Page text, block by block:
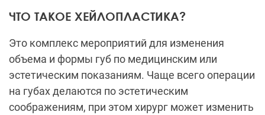
ЧТО ТАКОЕ ХЕЙЛОПЛАСТИКА?
Это комплекс мероприятий для изменения
объема и формы губ по медицинским или
эстетическим показаниям. Чаще всего операции
на губах делаются по эстетическим
соображениям, при этом хирург может изменить